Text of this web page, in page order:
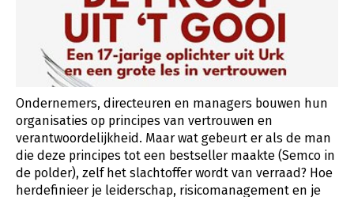
Ondernemers, directeuren en managers bouwen hun
organisaties op principes van vertrouwen en
verantwoordelijkheid. Maar wat gebeurt er als de man
die deze principes tot een bestseller maakte (Semco in
de polder), zelf het slachtoffer wordt van verraad? Hoe
herdefinieer je leiderschap, risicomanagement en je